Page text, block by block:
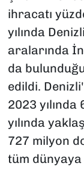
ihracatı
yılında
aralarında
da
edildi.
2023
yılında
727 milyon
tüm dünyaya